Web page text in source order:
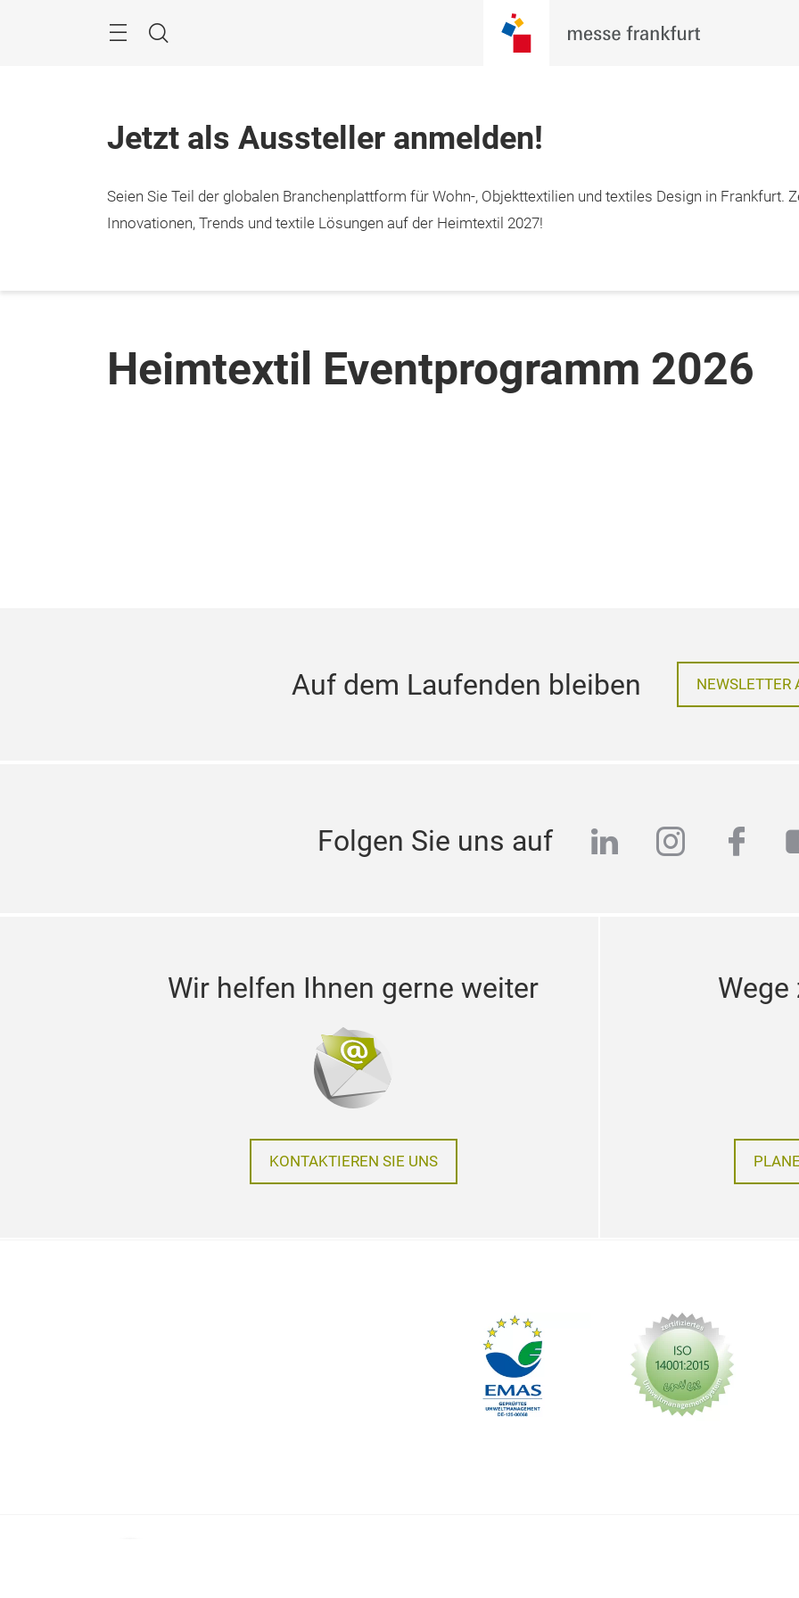
Suche
Jetzt als Aussteller anmelden!
Seien Sie Teil der globalen Branchenplattform für Wohn-, Objekttextilien und textiles Design in Frankfurt.
Innovationen, Trends und textile Lösungen auf der Heimtextil 2027!
Heimtextil Eventprogramm 2026
Auf dem Laufenden bleiben NEWSLETTER
Folgen Sie uns auf linkedin
Wir helfen Ihnen gerne weiter
KONTAKTIEREN SIE UNS